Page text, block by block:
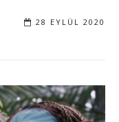
28 EYLÜL 2020